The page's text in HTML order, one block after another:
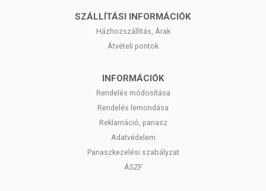
az orvosi kezelés kiváltására alkalmas. Betegség esetén
kezelőorvosával! Kerülje a szembe jutást. Az ajánlott napi
allergiás vagy érzékeny! Ha bőrirritáció lép fel, függessze fel
SZÁLLÍTÁSI INFORMÁCIÓK
Házhozszállítás, Árak
Átvételi pontok
INFORMÁCIÓK
Rendelés módosítása
Rendelés lemondása
Reklamáció, panasz
Adatvédelem
Panaszkezelési szabályzat
ÁSZF